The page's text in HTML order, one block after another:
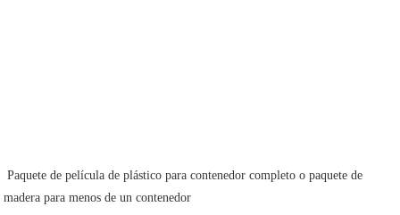
madera para menos de un contenedor